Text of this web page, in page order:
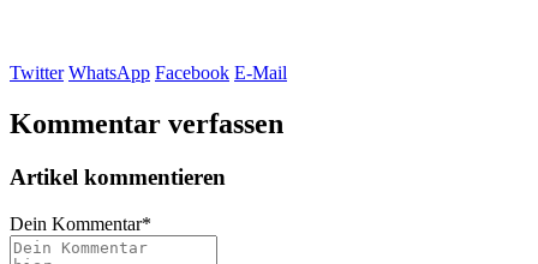
Twitter WhatsApp Facebook E-Mail
Kommentar verfassen
Artikel kommentieren
Dein Kommentar*